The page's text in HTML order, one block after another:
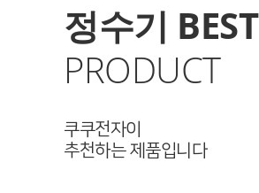
정수기 BEST
PRODUCT
쿠쿠전자이
추천하는 제품입니다
CP-ABS100G |★99 (81)
쿠쿠 STEAM 100도씨 끓인물 정수기 (냉온정)
월 13,450 원12개월 후 월
월 3,450 원신용카드 할인가